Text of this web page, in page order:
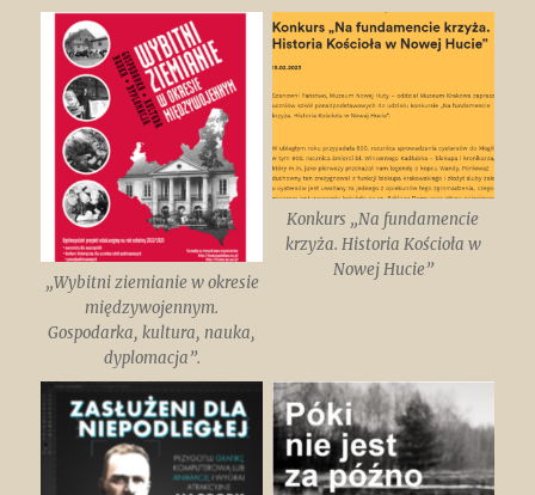
„Wybitni ziemianie w okresie
międzywojennym.
Gospodarka, kultura, nauka,
dyplomacja”.
Konkurs „Na fundamencie
krzyża. Historia Kościoła w
Nowej Hucie”